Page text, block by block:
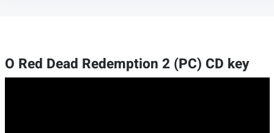
O Red Dead Redemption 2 (PC) CD key